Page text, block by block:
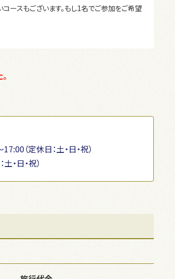
ースもございます。もし1名でご参加をご希望
（定休日：土・日・祝）
・日・祝）